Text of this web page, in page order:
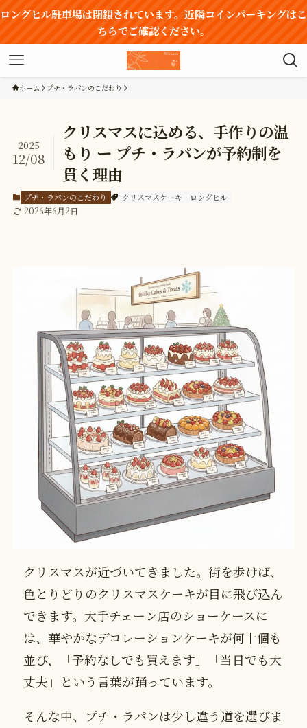
ロングヒル駐車場は閉鎖されています。近隣コインパーキングはこ
ちらでご確認ください。
ホーム プチ・ラパンのこだわり
クリスマスに込める、手作りの温
もり ー プチ・ラパンが予約制を
貫く理由
2025
12/08
プチ・ラパンのこだわり クリスマスケーキ ロングヒル
2026年6月2日
クリスマスが近づいてきました。街を歩けば、
色とりどりのクリスマスケーキが目に飛び込ん
できます。大手チェーン店のショーケースに
は、華やかなデコレーションケーキが何十個も
並び、「予約なしでも買えます」「当日でも大
丈夫」という言葉が踊っています。
そんな中、プチ・ラパンは少し違う道を選びま